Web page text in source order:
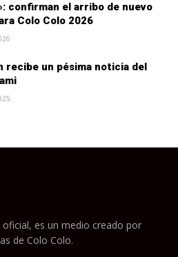
confirman el arribo de nuevo
Colo Colo 2026
recibe un pésima noticia del
es un medio creado por
de Colo Colo.